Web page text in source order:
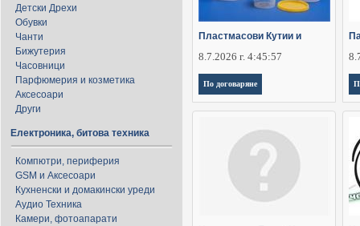
Детски Дрехи
Обувки
Чанти
Бижутерия
Часовници
Парфюмерия и козметика
Аксесоари
Други
Електроника, битова техника
Компютри, периферия
GSM и Аксесоари
Кухненски и домакински уреди
Аудио Техника
Камери, фотоапарати
Пластмасови Кутии и
8.7.2026 г. 4:45:57
По договаряне